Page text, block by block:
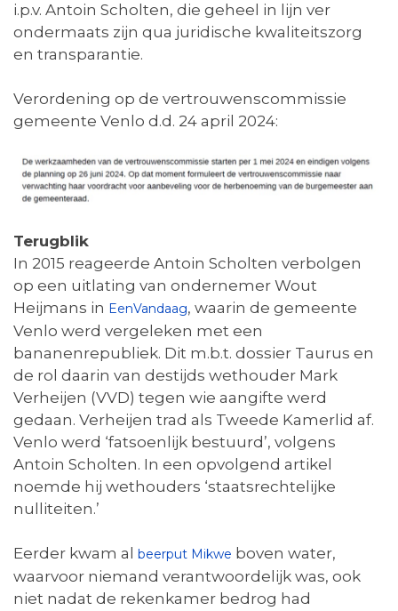
i.p.v. Antoin Scholten, die geheel in lijn ver
ondermaats zijn qua juridische kwaliteitszorg
en transparantie.
Verordening op de vertrouwenscommissie
gemeente Venlo d.d. 24 april 2024:
Terugblik
In 2015 reageerde Antoin Scholten verbolgen
op een uitlating van ondernemer Wout
Heijmans in EenVandaag, waarin de gemeente
Venlo werd vergeleken met een
bananenrepubliek. Dit m.b.t. dossier Taurus en
de rol daarin van destijds wethouder Mark
Verheijen (VVD) tegen wie aangifte werd
gedaan. Verheijen trad als Tweede Kamerlid af.
Venlo werd ‘fatsoenlijk bestuurd’, volgens
Antoin Scholten. In een opvolgend artikel
noemde hij wethouders ‘staatsrechtelijke
nulliteiten.’
Eerder kwam al beerput Mikwe boven water,
waarvoor niemand verantwoordelijk was, ook
niet nadat de rekenkamer bedrog had